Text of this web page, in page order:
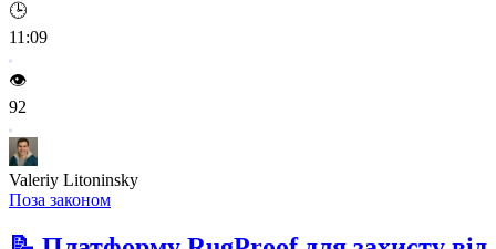
🕒
11:09
👁️
92
Valeriy Litoninsky
Поза законом